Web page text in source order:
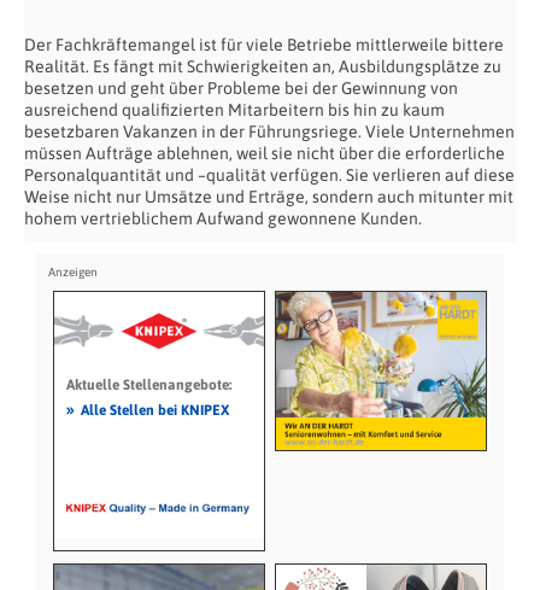
Der Fachkräftemangel ist für viele Betriebe mittlerweile bittere
Realität. Es fängt mit Schwierigkeiten an, Ausbildungsplätze zu
besetzen und geht über Probleme bei der Gewinnung von
ausreichend qualifizierten Mitarbeitern bis hin zu kaum
besetzbaren Vakanzen in der Führungsriege. Viele Unternehmen
müssen Aufträge ablehnen, weil sie nicht über die erforderliche
Personalquantität und –qualität verfügen. Sie verlieren auf diese
Weise nicht nur Umsätze und Erträge, sondern auch mitunter mit
hohem vertrieblichem Aufwand gewonnene Kunden.
Aktuelle Stellenangebote:
» Alle Stellen bei KNIPEX